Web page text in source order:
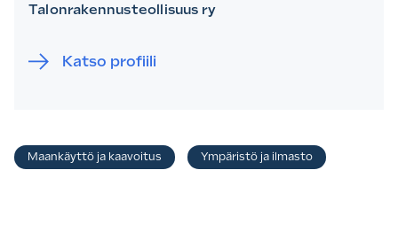
Talonrakennusteollisuus ry
Katso profiili
Asiasanat
Maankäyttö ja kaavoitus Ympäristö ja ilmasto